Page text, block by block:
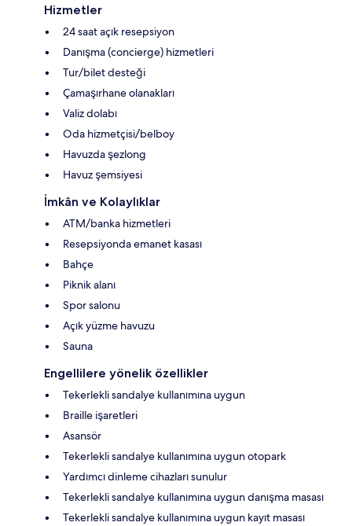
Hizmetler
24 saat açık resepsiyon
Danışma (concierge) hizmetleri
Tur/bilet desteği
Çamaşırhane olanakları
Valiz dolabı
Oda hizmetçisi/belboy
Havuzda şezlong
Havuz şemsiyesi
İmkân ve Kolaylıklar
ATM/banka hizmetleri
Resepsiyonda emanet kasası
Bahçe
Piknik alanı
Spor salonu
Açık yüzme havuzu
Sauna
Engellilere yönelik özellikler
Tekerlekli sandalye kullanımına uygun
Braille işaretleri
Asansör
Tekerlekli sandalye kullanımına uygun otopark
Yardımcı dinleme cihazları sunulur
Tekerlekli sandalye kullanımına uygun danışma masası
Tekerlekli sandalye kullanımına uygun kayıt masası